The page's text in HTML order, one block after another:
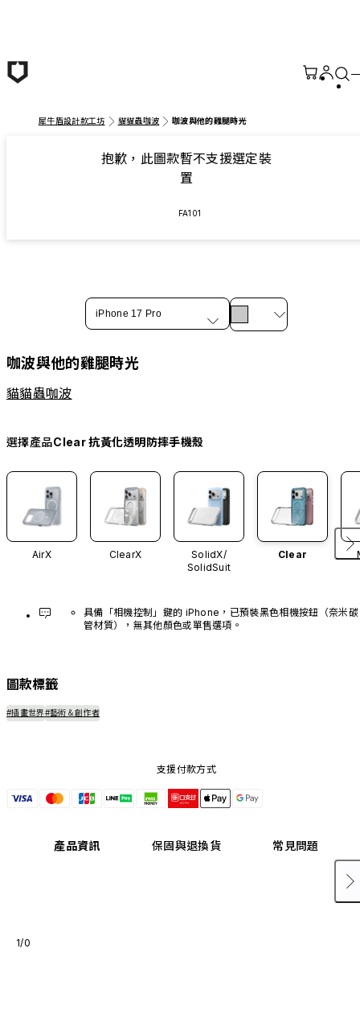
犀牛盾設計款工坊 貓貓蟲咖波 咖波與他的雞腿時光
抱歉，此圖款暫不支援選定裝
置
FA101
iPhone 17 Pro
咖波與他的雞腿時光
貓貓蟲咖波
選擇產品Clear 抗黃化透明防摔手機殼
AirX ClearX
SolidX/
SolidSuit
Clear
具備「相機控制」鍵的 iPhone，已預裝黑色相機按鈕（奈米碳
管材質），無其他顏色或單售選項。
圖款標籤
#插畫世界#藝術＆創作者
支援付款方式
產品資訊 保固與退換貨 常見問題
1/0